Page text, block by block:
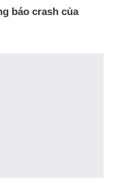
báo crash của